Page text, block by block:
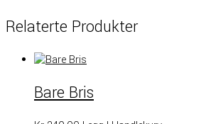
Relaterte Produkter
Bare Bris